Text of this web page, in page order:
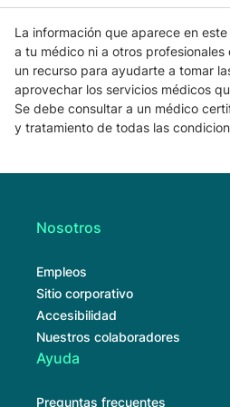
La información que aparece en
a tu médico ni a otros
un recurso para ayudarte a tomar
aprovechar los servicios médicos
Se debe consultar a un médico
y tratamiento de todas las
Nosotros
Empleos
Sitio corporativo
Accesibilidad
Nuestros colaboradores
Ayuda
Preguntas frecuentes